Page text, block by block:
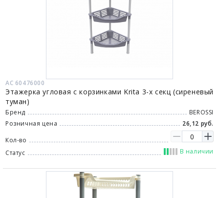
АС 60476000
Этажерка угловая с корзинками Krita 3-х секц (сиреневый
туман)
Бренд
BEROSSI
Розничная цена
26,12 руб.
Кол-во
Статус
В наличии